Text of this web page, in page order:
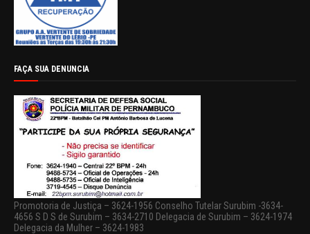
FAÇA SUA DENUNCIA
Promotoria de Justiça – 3624-1956 Conselho Tutelar Surubim -3634-
4656 S D S de Surubim – 3634-2710 Delegacia de Surubim – 3624-1974
Delegacia da Mulher – 3624-1983